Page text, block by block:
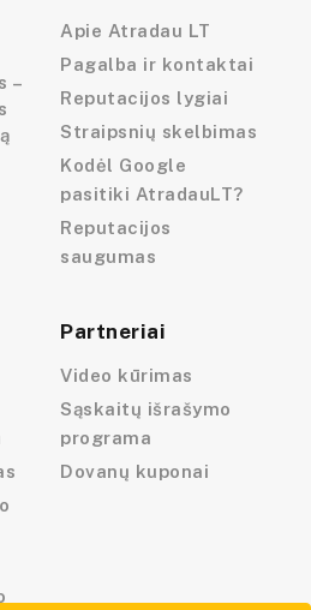
–
Apie Atradau LT
Pagalba ir kontaktai
Reputacijos lygiai
Straipsnių skelbimas
Kodėl Google
pasitiki AtradauLT?
Reputacijos
saugumas
Partneriai
Video kūrimas
Sąskaitų išrašymo
programa
Dovanų kuponai